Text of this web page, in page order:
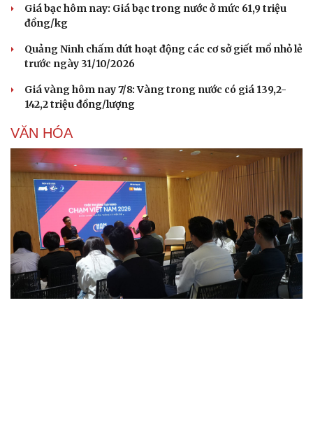
Giá bạc hôm nay: Giá bạc trong nước ở mức 61,9 triệu
đồng/kg
Quảng Ninh chấm dứt hoạt động các cơ sở giết mổ nhỏ lẻ
trước ngày 31/10/2026
Giá vàng hôm nay 7/8: Vàng trong nước có giá 139,2-
142,2 triệu đồng/lượng
VĂN HÓA